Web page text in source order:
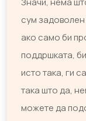
сум
ако само би
поддршката,
исто така, ги
така што да,
можете да